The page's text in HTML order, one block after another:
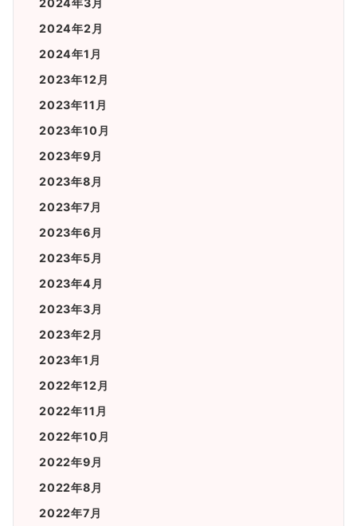
2024年3月
2024年2月
2024年1月
2023年12月
2023年11月
2023年10月
2023年9月
2023年8月
2023年7月
2023年6月
2023年5月
2023年4月
2023年3月
2023年2月
2023年1月
2022年12月
2022年11月
2022年10月
2022年9月
2022年8月
2022年7月